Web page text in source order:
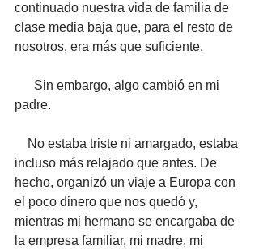
continuado nuestra vida de familia de
clase media baja que, para el resto de
nosotros, era más que suficiente.
padre.
incluso más relajado que antes. De
hecho, organizó un viaje a Europa con
el poco dinero que nos quedó y,
mientras mi hermano se encargaba de
la empresa familiar, mi madre, mi